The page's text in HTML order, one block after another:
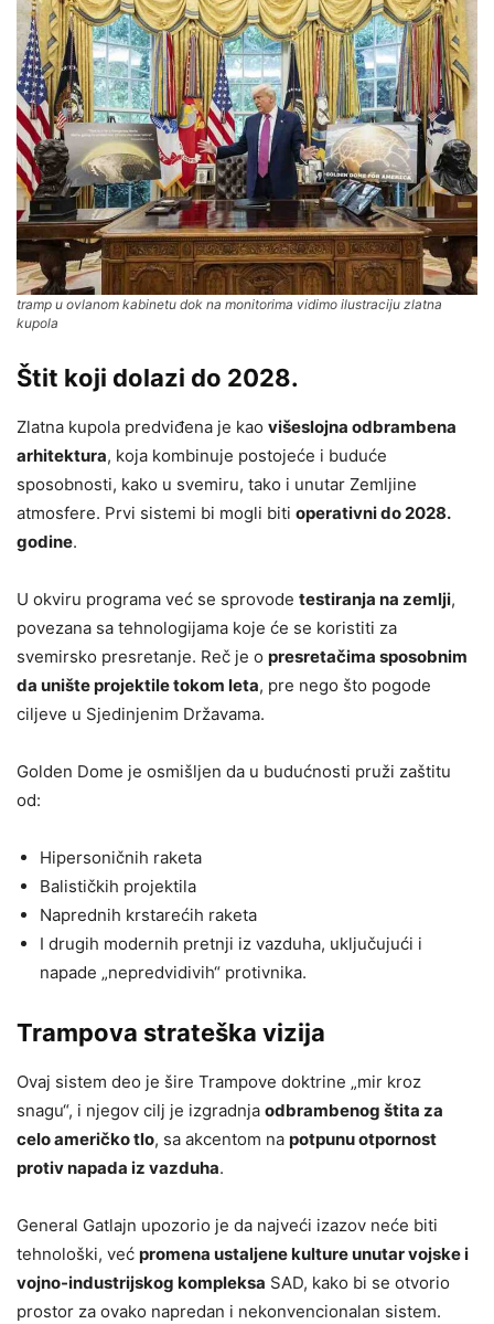
tramp u ovlanom kabinetu dok na monitorima vidimo ilustraciju zlatna
kupola
Štit koji dolazi do 2028.
Zlatna kupola predviđena je kao višeslojna odbrambena
arhitektura, koja kombinuje postojeće i buduće
sposobnosti, kako u svemiru, tako i unutar Zemljine
atmosfere. Prvi sistemi bi mogli biti operativni do 2028.
godine.
U okviru programa već se sprovode testiranja na zemlji,
povezana sa tehnologijama koje će se koristiti za
svemirsko presretanje. Reč je o presretačima sposobnim
da unište projektile tokom leta, pre nego što pogode
ciljeve u Sjedinjenim Državama.
Golden Dome je osmišljen da u budućnosti pruži zaštitu
od:
Hipersoničnih raketa
Balističkih projektila
Naprednih krstarećih raketa
I drugih modernih pretnji iz vazduha, uključujući i
napade „nepredvidivih“ protivnika.
Trampova strateška vizija
Ovaj sistem deo je šire Trampove doktrine „mir kroz
snagu“, i njegov cilj je izgradnja odbrambenog štita za
celo američko tlo, sa akcentom na potpunu otpornost
protiv napada iz vazduha.
General Gatlajn upozorio je da najveći izazov neće biti
tehnološki, već promena ustaljene kulture unutar vojske i
vojno-industrijskog kompleksa SAD, kako bi se otvorio
prostor za ovako napredan i nekonvencionalan sistem.